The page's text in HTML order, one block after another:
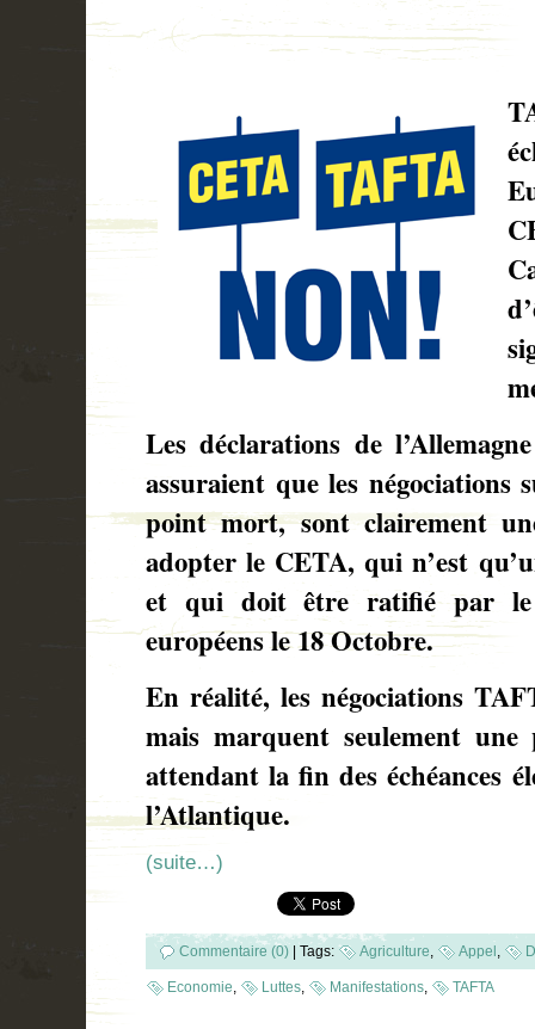
Les déclarations de
assuraient que les
point mort, sont clairement
adopter le CETA, qui n’est
et qui doit être ratifié par le
européens le 18 Octobre.
En réalité, les négociations
mais marquent seulement une
attendant la fin des échéances
l’Atlantique.
(suite…)
Commentaire (0) | Tags: Agriculture Appel
Economie Luttes Manifestations TAFTA